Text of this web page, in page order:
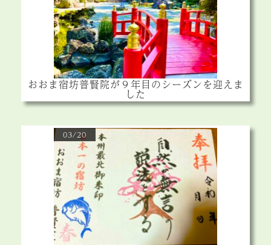
おおま宿坊普賢院が９年目のシーズンを迎えま
した
03/20